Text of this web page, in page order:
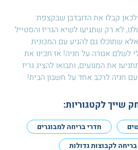
קבלו את הדובדבן שבקצפת:
לא רק שתגיעו לשיא הגריז והסטייל
שנות ה-50, אלא שתוכלו גם להגיע עם המכונית
לשלם אגורה על חניה! אז תכינו את
את המנועים, ותבואו להציג גריז
חניה לרכב אחד על חשבון הבית!
שייך לקטגוריות:
חדרי בריחה למבוגרים
לקבוצות גדולות